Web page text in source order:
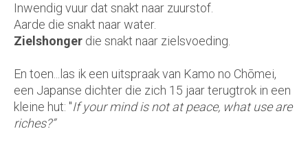
Inwendig vuur dat snakt naar zuurstof.
Aarde die snakt naar water.
Zielshonger die snakt naar zielsvoeding.
En toen...las ik een uitspraak van Kamo no Chōmei,
een Japanse dichter die zich 15 jaar terugtrok in een
kleine hut: "If your mind is not at peace, what use are
riches?”